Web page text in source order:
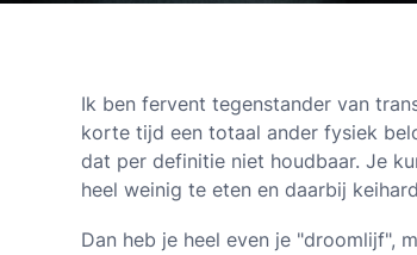
Ik ben fervent tegenstander van
korte tijd een totaal ander fysiek
dat per definitie niet houdbaar. Je
heel weinig te eten en daarbij
Dan heb je heel even je "droomlijf",